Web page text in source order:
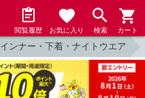
閲覧履歴 お気に入り 検索 カート
インナー・下着・ナイトウエア